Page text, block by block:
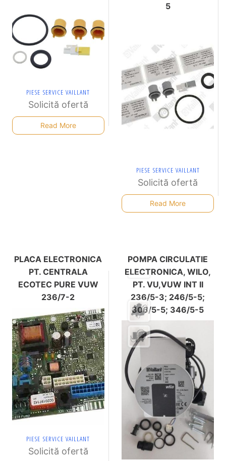
PIESE SERVICE VAILLANT
Solicită ofertă
Read More
5
PIESE SERVICE VAILLANT
Solicită ofertă
Read More
PLACA ELECTRONICA
PT. CENTRALA
ECOTEC PURE VUW
236/7-2
PIESE SERVICE VAILLANT
Solicită ofertă
POMPA CIRCULATIE
ELECTRONICA, WILO,
PT. VU,VUW INT II
236/5-3; 246/5-5;
306/5-5; 346/5-5